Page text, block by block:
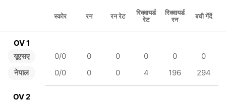
स्कोर रन रन रेट
रिक्वायर्ड
रेट
रिक्वायर्ड
रन
बची गेंदें
OV 1
यूएसए
नेपाल
0/0 0 0 0 0
0
0/0
0 0 4 196 294
OV 2